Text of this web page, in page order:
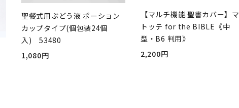
聖餐式用ぶどう液 ポーション
カップタイプ(個包装24個
入) 53480
1,080円
【マルチ機能 聖書カバー】マ
トッテ for the BIBLE《中
型・B6 判用》
2,200円